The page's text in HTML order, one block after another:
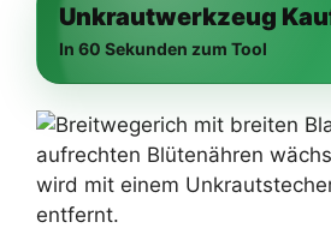
Unkrautwerkzeug
In 60 Sekunden zum Tool